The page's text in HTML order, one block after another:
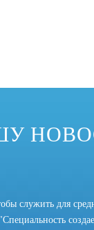
профиля.
служить для